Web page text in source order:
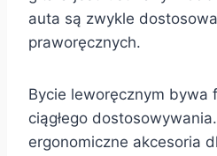
auta są zwykle
praworęcznych.
Bycie leworęcznym bywa
ciągłego
ergonomiczne akcesoria